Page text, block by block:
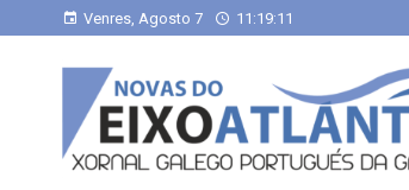
Venres, Agosto 7 11:19:12